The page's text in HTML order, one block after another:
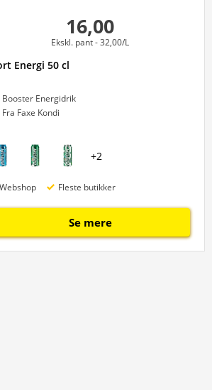
16,00
Ekskl. pant- 32,00/L
Energi 50 cl
Booster Energidrik
Fra Faxe Kondi
+2
Webshop Fleste butikker
Se mere